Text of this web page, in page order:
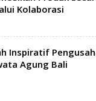
Kolaborasi
Inspiratif
Agung Bali